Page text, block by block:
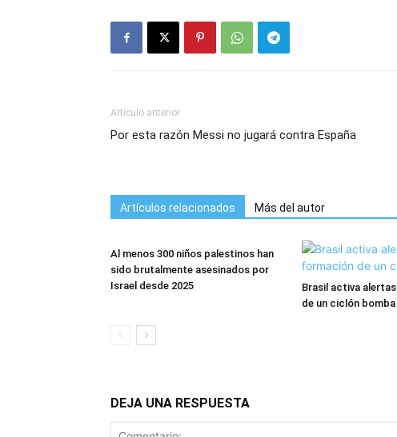
Artículo anterior
Por esta razón Messi no jugará contra España
Artículos relacionados Más del autor
Al menos 300 niños palestinos han
sido brutalmente asesinados por
Israel desde 2025
Brasil activa
de un ciclón bomba
DEJA UNA RESPUESTA